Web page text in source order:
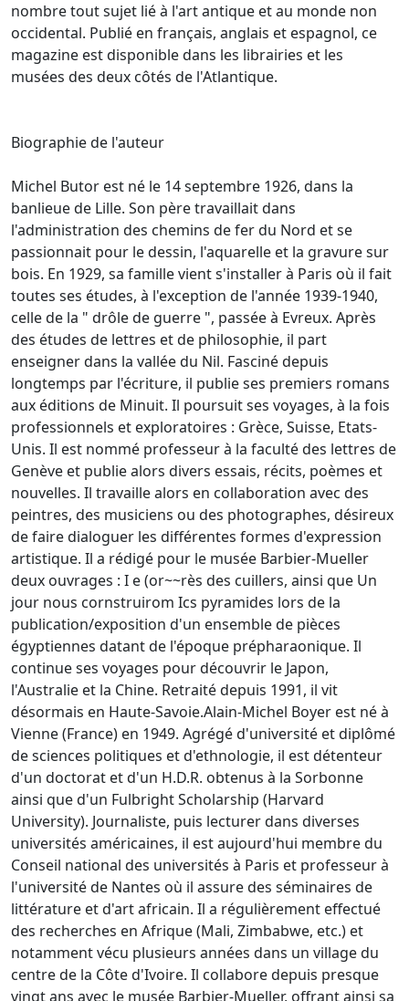
nombre tout sujet lié à l'art antique et au monde non
occidental. Publié en français, anglais et espagnol, ce
magazine est disponible dans les librairies et les
musées des deux côtés de l'Atlantique.
Biographie de l'auteur
Michel Butor est né le 14 septembre 1926, dans la
banlieue de Lille. Son père travaillait dans
l'administration des chemins de fer du Nord et se
passionnait pour le dessin, l'aquarelle et la gravure sur
bois. En 1929, sa famille vient s'installer à Paris où il fait
toutes ses études, à l'exception de l'année 1939-1940,
celle de la " drôle de guerre ", passée à Evreux. Après
des études de lettres et de philosophie, il part
enseigner dans la vallée du Nil. Fasciné depuis
longtemps par l'écriture, il publie ses premiers romans
aux éditions de Minuit. Il poursuit ses voyages, à la fois
professionnels et exploratoires : Grèce, Suisse, Etats-
Unis. Il est nommé professeur à la faculté des lettres de
Genève et publie alors divers essais, récits, poèmes et
nouvelles. Il travaille alors en collaboration avec des
peintres, des musiciens ou des photographes, désireux
de faire dialoguer les différentes formes d'expression
artistique. Il a rédigé pour le musée Barbier-Mueller
deux ouvrages : I e (or~~rès des cuillers, ainsi que Un
jour nous cornstruirom Ics pyramides lors de la
publication/exposition d'un ensemble de pièces
égyptiennes datant de l'époque prépharaonique. Il
continue ses voyages pour découvrir le Japon,
l'Australie et la Chine. Retraité depuis 1991, il vit
désormais en Haute-Savoie.Alain-Michel Boyer est né à
Vienne (France) en 1949. Agrégé d'université et diplômé
de sciences politiques et d'ethnologie, il est détenteur
d'un doctorat et d'un H.D.R. obtenus à la Sorbonne
ainsi que d'un Fulbright Scholarship (Harvard
University). Journaliste, puis lecturer dans diverses
universités américaines, il est aujourd'hui membre du
Conseil national des universités à Paris et professeur à
l'université de Nantes où il assure des séminaires de
littérature et d'art africain. Il a régulièrement effectué
des recherches en Afrique (Mali, Zimbabwe, etc.) et
notamment vécu plusieurs années dans un village du
centre de la Côte d'Ivoire. Il collabore depuis presque
vingt ans avec le musée Barbier-Mueller, offrant ainsi sa